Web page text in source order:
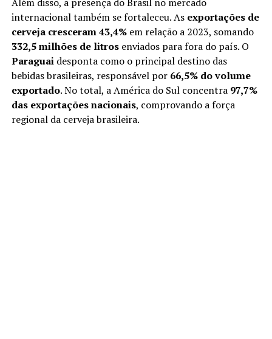
internacional também se fortaleceu. As exportações de
cerveja cresceram 43,4%em relação a 2023, somando
332,5 milhões de litrosenviados para fora do país. O
Paraguaidesponta como o principal destino das
bebidas brasileiras, responsável por 66,5% do volume
exportado. No total, a América do Sul concentra 97,7%
das exportações nacionais, comprovando a força
regional da cerveja brasileira.